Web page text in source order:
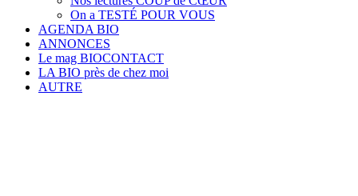
On a TESTÉ POUR VOUS
AGENDA BIO
ANNONCES
Le mag BIOCONTACT
LA BIO près de chez moi
AUTRE